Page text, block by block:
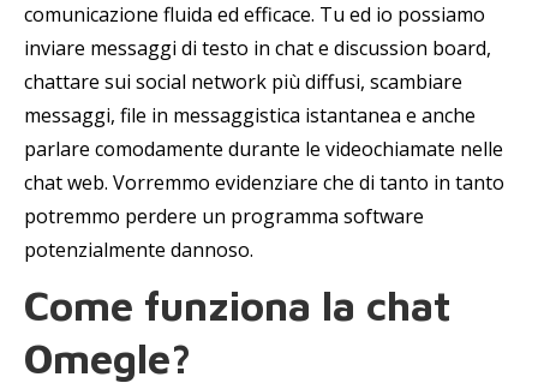
comunicazione fluida ed efficace. Tu ed io possiamo
inviare messaggi di testo in chat e discussion board,
chattare sui social network più diffusi, scambiare
messaggi, file in messaggistica istantanea e anche
parlare comodamente durante le videochiamate nelle
chat web. Vorremmo evidenziare che di tanto in tanto
potremmo perdere un programma software
potenzialmente dannoso.
Come funziona la chat
Omegle?